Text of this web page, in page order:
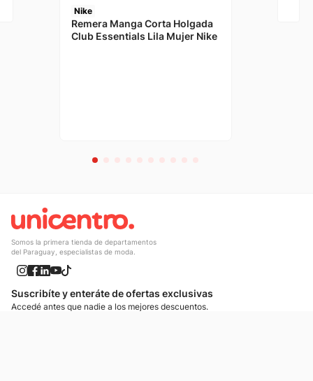
Nike
Remera Manga Corta Holgada
Club Essentials Lila Mujer Nike
Somos la primera tienda de departamentos
del Paraguay, especialistas de moda.
Suscribíte y enteráte de ofertas exclusivas
Accedé antes que nadie a los mejores descuentos.